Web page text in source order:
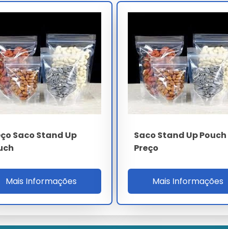
desejado.
o fechamento eficaz.
a integridade do conteúdo.
Stand Up Pouch
de R$0,50 a R$3,00 por unidade, dependendo do tamanho,
visite nossa página de
Saco Stand Up Pouch Preço
nossa lojaCentral Embalagens MS. Também pode ser
Ao comprar, considere a reputação do vendedor e a
Saco Stand Up
Mais Informações
Saco Stand Up Pouch
Preço
Mais Informações